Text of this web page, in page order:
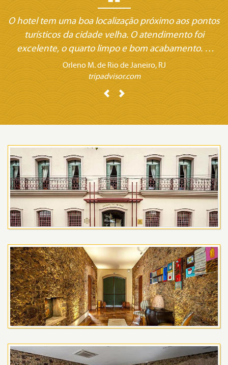
O hotel tem uma boa localização próximo aos pontos
turísticos da cidade velha. O atendimento foi
excelente, o quarto limpo e bom acabamento. O
restaurante do hotel é muito bom, excelentes
comidas regionais. Hotel com bastante áreas de
ambientação, a piscina é muito boa para relaxar.
Orleno M. de Rio de Janeiro, RJ
tripadvisor.com
Previous